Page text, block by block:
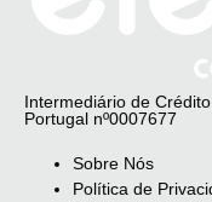
Intermediário de
Portugal nº0007677
Sobre Nós
Política de